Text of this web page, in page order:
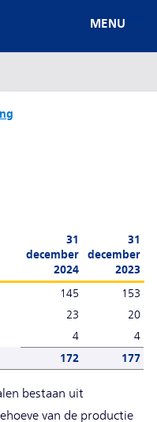
MENU
31
december
2024
31
december
2023
145
153
23
20
4
4
172 177
bestaan uit
van de productie